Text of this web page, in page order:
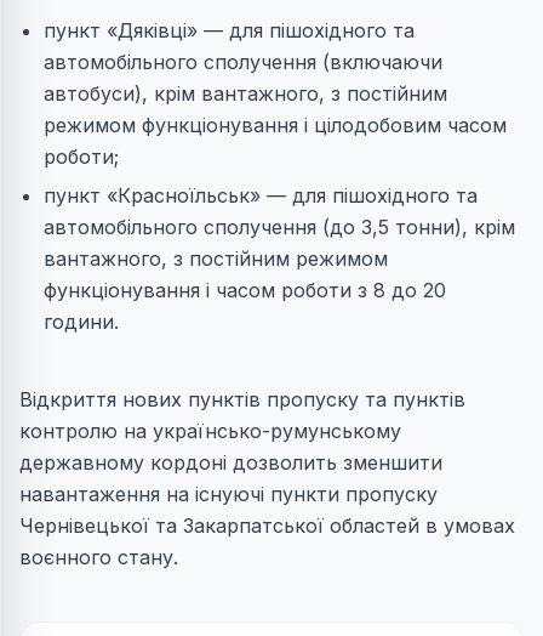
пункт «Дяківці» — для пішохідного та
автомобільного сполучення (включаючи
автобуси), крім вантажного, з постійним
режимом функціонування і цілодобовим часом
роботи;
пункт «Красноїльськ» — для пішохідного та
автомобільного сполучення (до 3,5 тонни), крім
вантажного, з постійним режимом
функціонування і часом роботи з 8 до 20
години.
Відкриття нових пунктів пропуску та пунктів
контролю на українсько-румунському
державному кордоні дозволить зменшити
навантаження на існуючі пункти пропуску
Чернівецької та Закарпатської областей в умовах
воєнного стану.